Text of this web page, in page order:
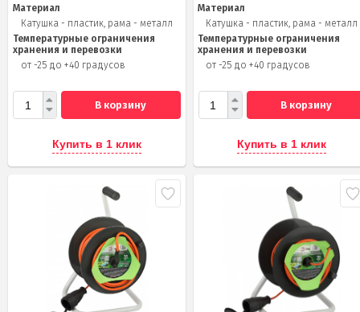
Материал
Катушка - пластик, рама - металл
Температурные ограничения
хранения и перевозки
от -25 до +40 градусов
В корзину
Купить в 1 клик
Материал
Катушка - пластик, рама - металл
Температурные ограничения
хранения и перевозки
от -25 до +40 градусов
В корзину
Купить в 1 клик